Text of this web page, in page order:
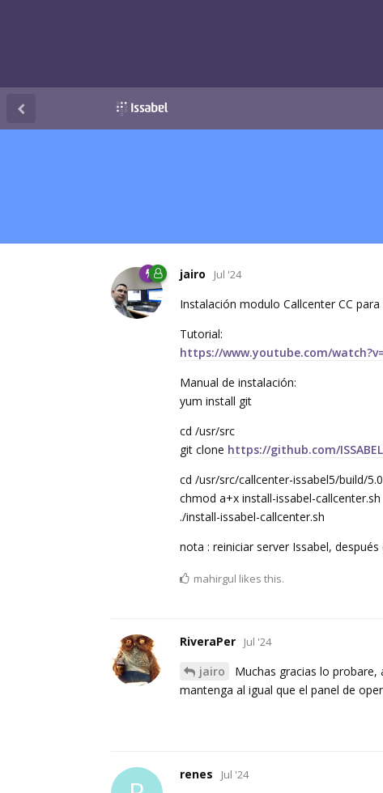
jairo Jul '24
Instalación modulo Callcenter CC
Tutorial:
https://www.youtube.com/
Manual de instalación:
yum install git
cd /usr/src
git clone https://github.com/
cd /usr/src/callcenter-issabel5/build/5.0
chmod a+x install-issabel-callcenter.sh
./install-issabel-callcenter.sh
nota : reiniciar server Issabel,
mahirgul likes this.
RiveraPer Jul '24
jairo
Muchas gracias lo
mantenga al igual que el panel de
renes Jul '24